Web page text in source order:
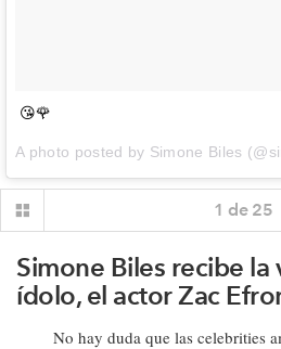
😘🌹
A photo posted by Simone Biles
1 de 25
Simone Biles recibe la
ídolo, el actor Zac
No hay duda que las celebrities